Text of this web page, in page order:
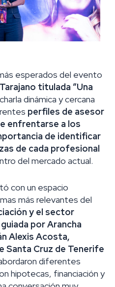
esperados del evento
titulada “Una
dinámica y cercana
perfiles de asesor
enfrentarse a los
de identificar
de cada profesional
del mercado actual.
con un espacio
más relevantes del
y el sector
por Arancha
Alexis Acosta,
Santa Cruz de Tenerife
diferentes
hipotecas, financiación y